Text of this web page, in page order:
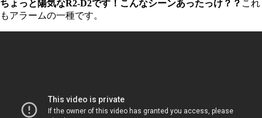
ちょっと陽気なR2-D2です！こんなシーンあったっけ？？ これ
もアラームの一種です。